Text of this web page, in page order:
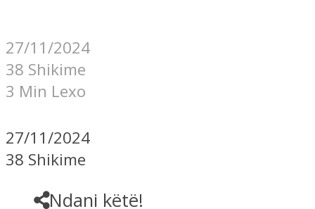
27/11/2024
38 Shikime
3 Min Lexo
27/11/2024
38 Shikime
Ndani këtë!